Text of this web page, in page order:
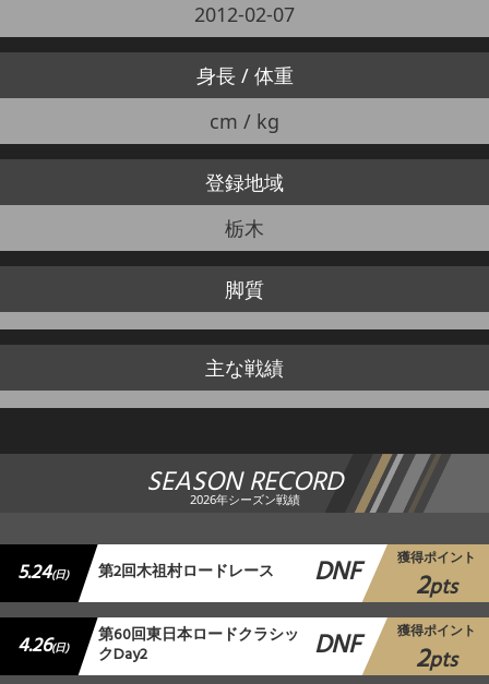
2012-02-07
身長 / 体重
cm / kg
登録地域
栃木
脚質
主な戦績
SEASON RECORD
2026年シーズン戦績
5.24(日) 第2回木祖村ロードレース DNF 獲得ポイント
2pts
4.26(日) 第60回東日本ロードクラシッ
クDay2 DNF 獲得ポイント
2pts